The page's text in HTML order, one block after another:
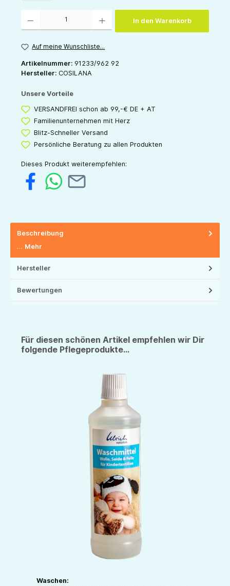
In den Warenkorb
Auf meine Wunschliste...
Artikelnummer: 91233/962 92
Hersteller: COSILANA
Unsere Vorteile
VERSANDFREI schon ab 99,-€ DE + AT
Familienunternehmen mit Herz
Blitz-Schneller Versand
Persönliche Beratung zu allen Produkten
Dieses Produkt weiterempfehlen:
Beschreibung
… Mehr
Hersteller
Bewertungen
Für diesen schönen Artikel empfehlen wir Dir
folgende Pflegeprodukte...
Waschen: